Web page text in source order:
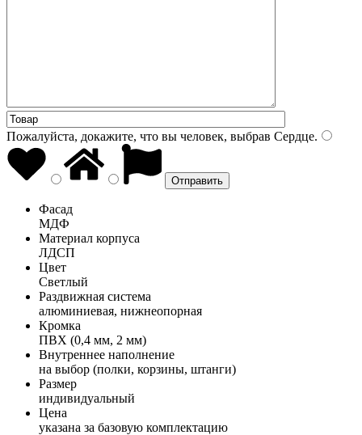
Пожалуйста, докажите, что вы человек, выбрав Сердце.
Фасад
МДФ
Материал корпуса
ЛДСП
Цвет
Светлый
Раздвижная система
алюминиевая, нижнеопорная
Кромка
ПВХ (0,4 мм, 2 мм)
Внутреннее наполнение
на выбор (полки, корзины, штанги)
Размер
индивидуальный
Цена
указана за базовую комплектацию